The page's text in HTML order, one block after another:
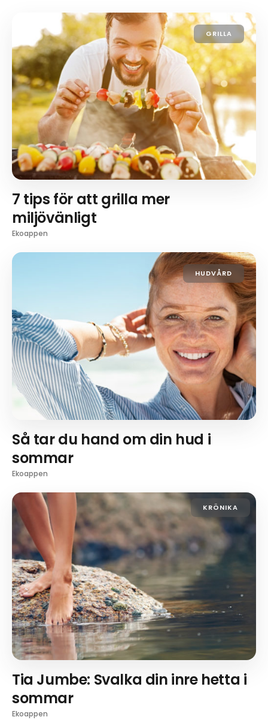
GRILLA
7 tips för att grilla mer
miljövänligt
Ekoappen
HUDVÅRD
Så tar du hand om din hud i
sommar
Ekoappen
KRÖNIKA
Tia Jumbe: Svalka din inre hetta i
sommar
Ekoappen